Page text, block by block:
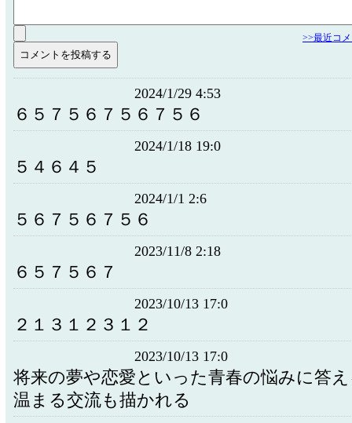
>>最近コ
2024/1/29 4:53
６５７５６７５６７５６
2024/1/18 19:0
５４６４５
2024/1/1 2:6
５６７５６７５６
2023/11/8 2:18
６５７５６７
2023/10/13 17:0
２１３１２３１２
2023/10/13 17:0
将来の夢や恋愛といった青春の悩みに答
温まる交流も描かれる